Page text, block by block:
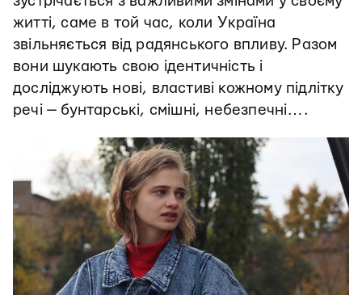
житті, саме в той час, коли Україна
звільняється від радянського впливу. Разом
вони шукають свою ідентичність і
досліджують нові, властиві кожному підлітку
речі — бунтарські, смішні, небезпечні….